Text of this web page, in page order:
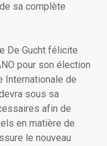
sa complète
De Gucht félicite
pour son élection
Internationale de
sous sa
afin de
en matière de
le nouveau